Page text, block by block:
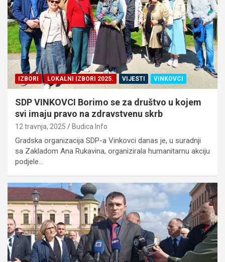
IZBORI LOKALNI IZBORI 2025. VIJESTI VINKOVCI
SDP VINKOVCI Borimo se za društvo u kojem
svi imaju pravo na zdravstvenu skrb
12 travnja, 2025 Budica Info
Gradska organizacija SDP-a Vinkovci danas je, u suradnji
sa Zakladom Ana Rukavina, organizirala humanitarnu akciju
podjele…